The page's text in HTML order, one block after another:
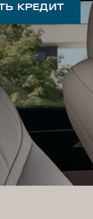
КРЕДИТ